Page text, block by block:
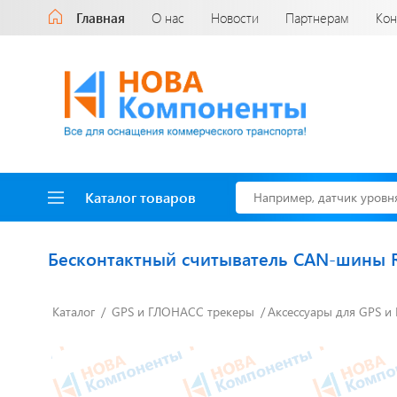
Главная О нас Новости Партнерам
Каталог товаров
Доставка до двери
с нами выгодно
Бесконтактный считыватель CAN-шины
Каталог GPS и ГЛОНАСС трекеры Аксессуары для GPS